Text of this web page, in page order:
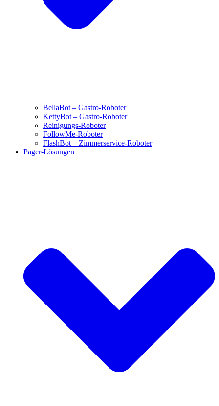
BellaBot – Gastro-Roboter
KettyBot – Gastro-Roboter
Reinigungs-Roboter
FollowMe-Roboter
FlashBot – Zimmerservice-Roboter
Pager-Lösungen